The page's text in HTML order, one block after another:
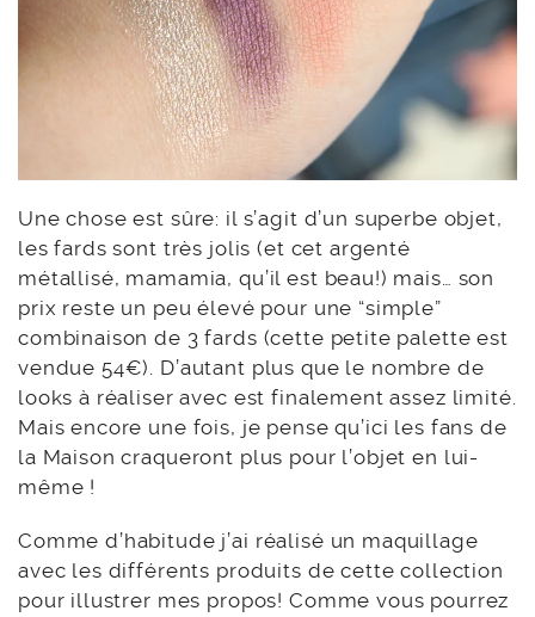
Une chose est sûre: il s’agit d’un superbe objet,
les fards sont très jolis (et cet argenté
métallisé, mamamia, qu’il est beau!) mais… son
prix reste un peu élevé pour une “simple”
combinaison de 3 fards (cette petite palette est
vendue 54€). D’autant plus que le nombre de
looks à réaliser avec est finalement assez limité.
Mais encore une fois, je pense qu’ici les fans de
la Maison craqueront plus pour l’objet en lui-
même !
Comme d’habitude j’ai réalisé un maquillage
avec les différents produits de cette collection
pour illustrer mes propos! Comme vous pourrez